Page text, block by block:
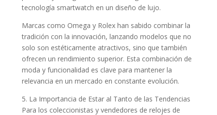
tecnología smartwatch en un diseño de lujo.
Marcas como Omega y Rolex han sabido combinar la
tradición con la innovación, lanzando modelos que no
solo son estéticamente atractivos, sino que también
ofrecen un rendimiento superior. Esta combinación de
moda y funcionalidad es clave para mantener la
relevancia en un mercado en constante evolución.
5. La Importancia de Estar al Tanto de las Tendencias
Para los coleccionistas y vendedores de relojes de